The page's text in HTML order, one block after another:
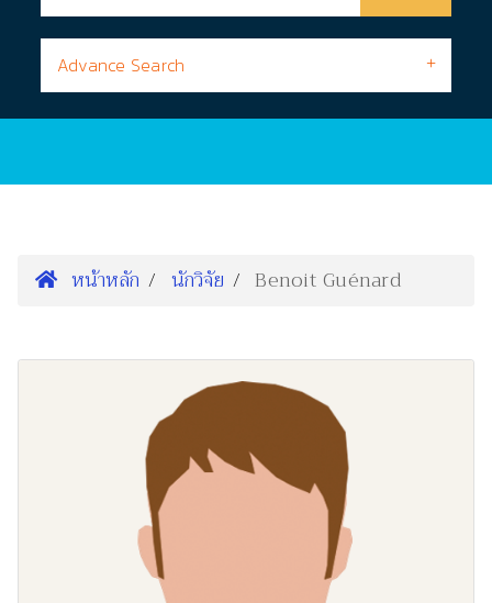
Advance Search
หน้าหลัก นักวิจัย Benoit Guénard